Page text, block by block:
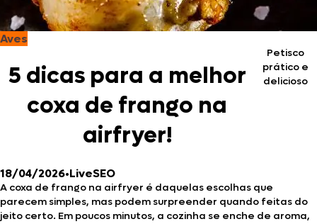
Aves
5 dicas para a melhor
coxa de frango na
airfryer!
Petisco
prático e
delicioso
18/04/2026•LiveSEO
A coxa de frango na airfryer é daquelas escolhas que
parecem simples, mas podem surpreender quando feitas do
jeito certo. Em poucos minutos, a cozinha se enche de aroma,